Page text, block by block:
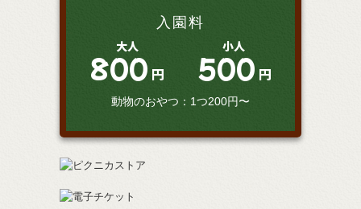
入園料
大人
800 円
小人
500 円
動物のおやつ：1つ200円〜